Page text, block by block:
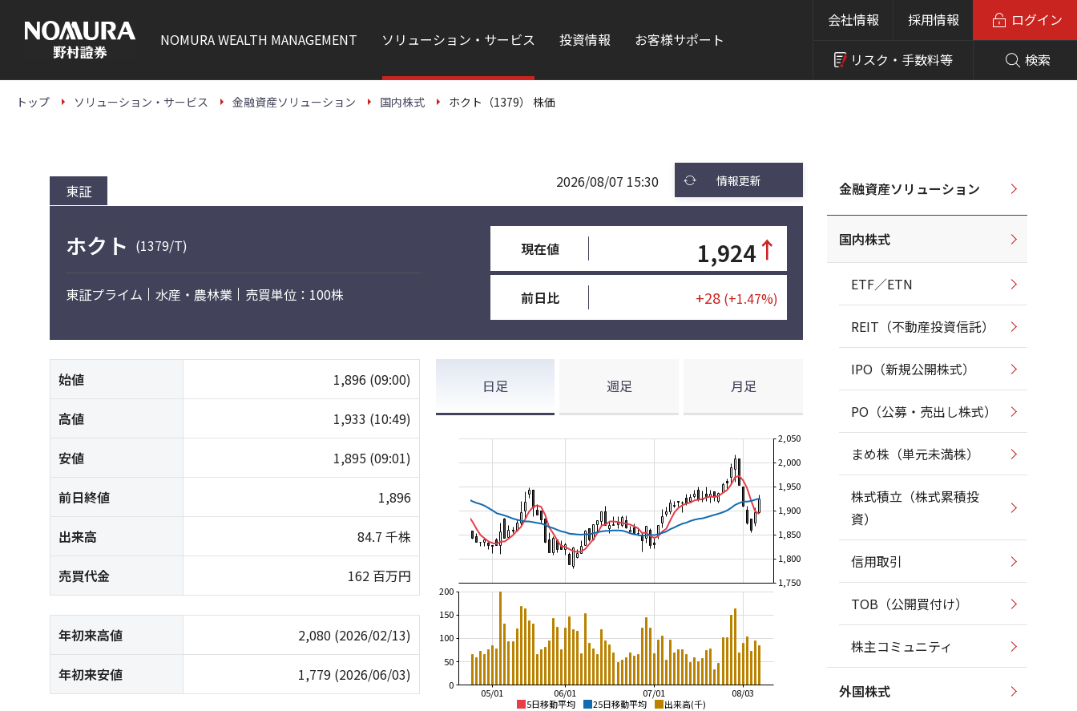
本
NOMURAWEALTH MANAGEMENT ソリューション・サービス 投資情報 お客様サポート
会社情報 採用情報
リスク・ 手数料等 検索
ログイン
トップ ソリューション・サービス 金融資産ソリューション 国内株式 ホクト（1379） 株価
東証 2026/08/07 15:30 情報更新
ホクト (1379/T)
東証プライム 水産・農林業 売買単位：100株
現在値 1,924↑
前日比 +28 (+1.47%)
始値 1,896 (09:00)
高値 1,933 (10:49)
安値 1,895 (09:01)
前日終値 1,896
出来高 84.7 千株
売買代金 162 百万円
年初来高値 2,080 (2026/02/13)
年初来安値 1,779 (2026/06/03)
日足 週足 月足
5日移動平均 25日移動平均 出来高(千)
08/03
07/01
06/01
05/01
1,750
1,800
1,850
1,900
1,950
2,000
2,050
0
50
100
150
200
金融資産ソリューション
国内株式
ETF／ETN
REIT（不動産投資信託）
IPO（新規公開株式）
PO（公募・売出し株式）
まめ株（単元未満株）
株式積立（株式累積投
資）
信用取引
TOB（公開買付け）
株主コミュニティ
外国株式